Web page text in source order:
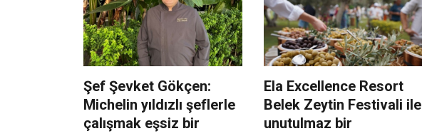
Şef Şevket Gökçen:
Michelin yıldızlı şeflerle
çalışmak eşsiz bir
Ela Excellence Resort
Belek Zeytin Festivali ile
unutulmaz bir